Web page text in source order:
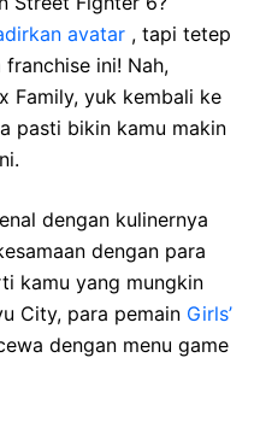
avatar , tapi tetep
ini! Nah,
Family, yuk kembali ke
pasti bikin kamu makin
dengan kulinernya
dengan para
kamu yang mungkin
City, para pemain Girls’
dengan menu game